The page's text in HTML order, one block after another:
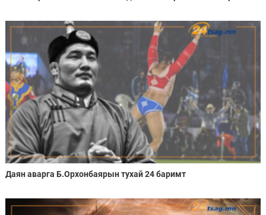
Даян аварга Б.Орхонбаярын тухай 24 баримт